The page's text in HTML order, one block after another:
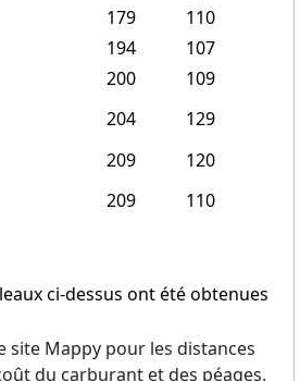
179
110
194
107
200
109
204
129
209
120
209 110
ci-dessus ont été obtenues
site Mappy pour les distances
du carburant et des péages.